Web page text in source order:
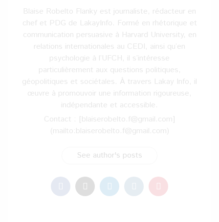
Blaise Robelto Flanky est journaliste, rédacteur en
chef et PDG de LakayInfo. Formé en rhétorique et
communication persuasive à Harvard University, en
relations internationales au CEDI, ainsi qu’en
psychologie à l’UFCH, il s’intéresse
particulièrement aux questions politiques,
géopolitiques et sociétales. À travers Lakay Info, il
œuvre à promouvoir une information rigoureuse,
indépendante et accessible.
Contact : [blaiserobelto.f@gmail.com]
(mailto:blaiserobelto.f@gmail.com)
See author's posts